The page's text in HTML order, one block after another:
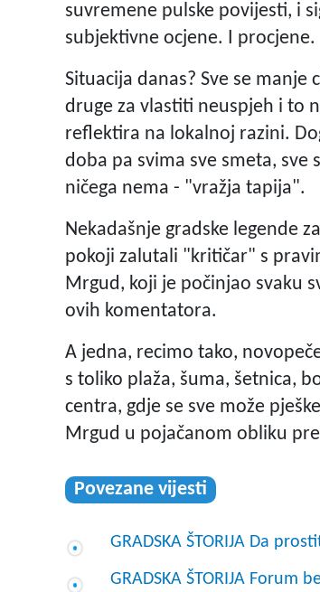
suvremene pulske povijesti, i
subjektivne ocjene. I procjene.
Situacija danas? Sve se
druge za vlastiti neuspjeh i to
reflektira na lokalnoj razini.
doba pa svima sve smeta,
ničega nema - "vražja tapija".
Nekadašnje gradske legende
pokoji zalutali "kritičar" s
Mrgud, koji je počinjao svaku
ovih komentatora.
A jedna, recimo tako,
s toliko plaža, šuma, šetnica,
centra, gdje se sve može
Mrgud u pojačanom obliku
Povezane vijesti
GRADSKA ŠTORIJA Da
GRADSKA ŠTORIJA Forum